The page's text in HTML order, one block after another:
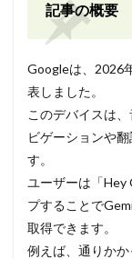
記事の概要
Googleは、2026
表しました。
このデバイスは
ビゲーションや
す。
ユーザーは「Hey
プすることで
取得できます。
例えば、通りか